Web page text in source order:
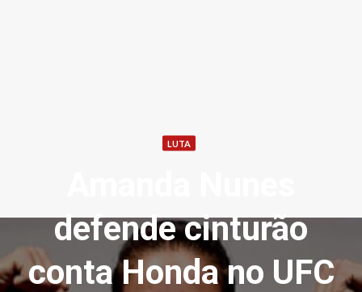
LUTA
defende cinturão
conta Honda no UFC